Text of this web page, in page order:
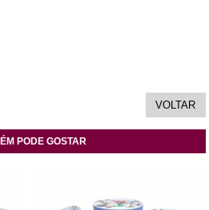
PODE GOSTAR